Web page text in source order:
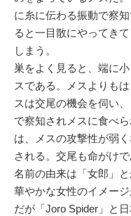
に糸に伝わる振動で察
ると一目散にやってき
しまう。
巣をよく見ると、端に
スである。メスよりも
スは交尾の機会を伺い
で察知されメスに食べ
は、メスの攻撃性が弱
される。交尾も命がけで
名前の由来は「女郎」
華やかな女性のイメー
だが「Joro Spider」と